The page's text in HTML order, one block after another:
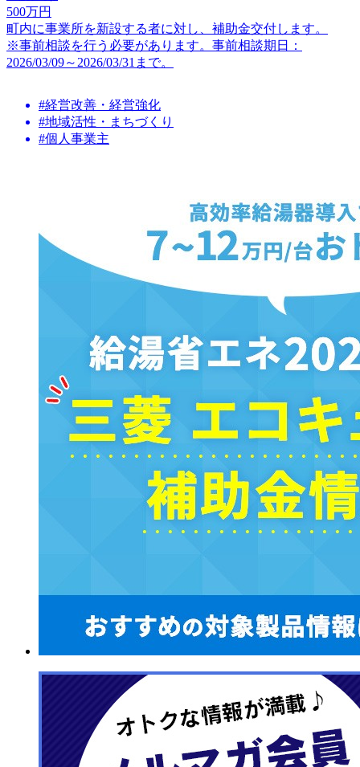
500万円
町内に事業所を新設する者に対し、補助金交付します。
※事前相談を行う必要があります。事前相談期日：
2026/03/09～2026/03/31まで。
#経営改善・経営強化
#地域活性・まちづくり
#個人事業主